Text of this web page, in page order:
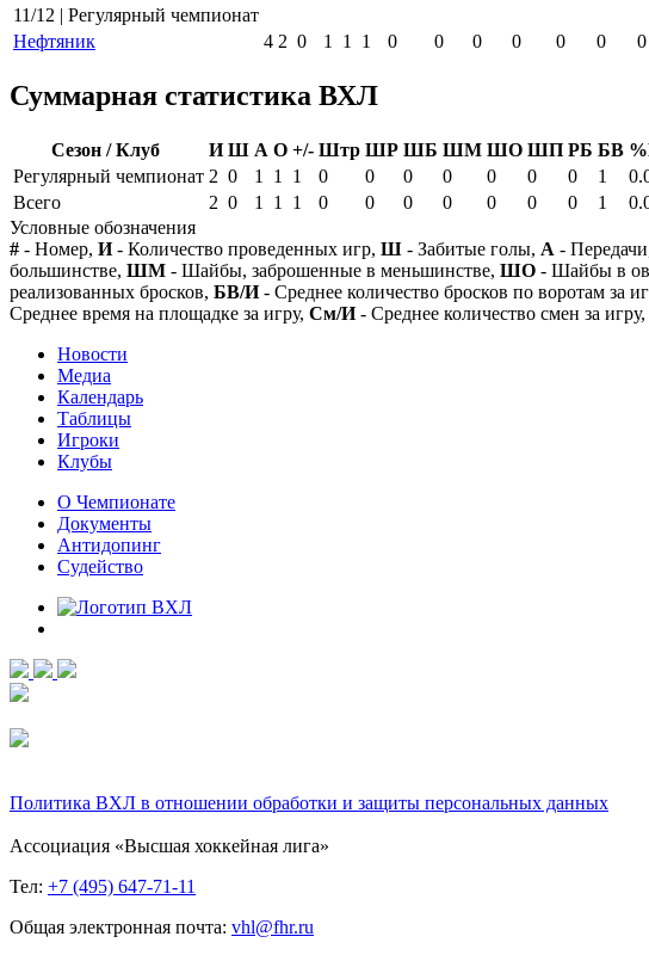
11/12 | Регулярный чемпионат
Нефтяник
4 2 0 1 1 1 0 0 0 0 0 0 0
Суммарная статистика ВХЛ
Сезон / Клуб И Ш А О +/- Штр ШР ШБ ШМ ШО ШП РБ БВ
Регулярный чемпионат 2 0 1 1 1 0 0 0 0 0 0 0 1
Всего
2 0 1 1 1 0 0 0 0 0 0 0 1
Условные обозначения
# - Номер, И- Количество проведенных игр, Ш - Забитые голы, А -
большинстве, ШМ - Шайбы, заброшенные в меньшинстве, ШО - Шайбы в
реализованных бросков, БВ/И- Среднее количество бросков по воротам за
Среднее время на площадке за игру, См/И- Среднее количество смен за игру,
Новости
Медиа
Календарь
Таблицы
Игроки
Клубы
О Чемпионате
Документы
Антидопинг
Судейство
Политика ВХЛ в отношении обработки и защиты персональных данных
Ассоциация «Высшая хоккейная лига»
Тел: +7 (495) 647-71-11
Общая электронная почта: vhl@fhr.ru